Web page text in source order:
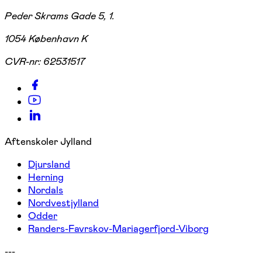
Peder Skrams Gade 5, 1.
1054 København K
CVR-nr: 62531517
Aftenskoler Jylland
Djursland
Herning
Nordals
Nordvestjylland
Odder
Randers-Favrskov-Mariagerfjord-Viborg
---